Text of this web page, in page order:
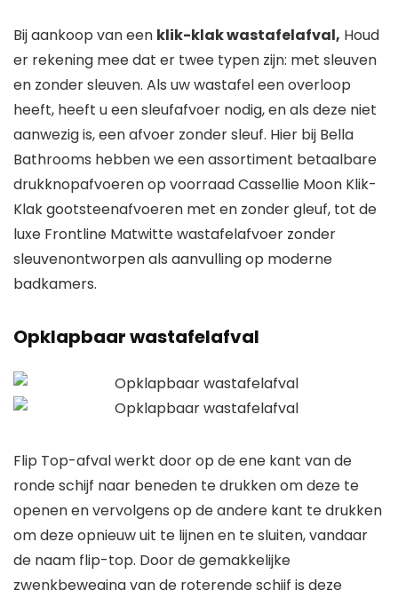
Bij aankoop van een klik-klak wastafelafval, Houd
er rekening mee dat er twee typen zijn: met sleuven
en zonder sleuven. Als uw wastafel een overloop
heeft, heeft u een sleufafvoer nodig, en als deze niet
aanwezig is, een afvoer zonder sleuf. Hier bij Bella
Bathrooms hebben we een assortiment betaalbare
drukknopafvoeren op voorraadCassellie Moon Klik-
Klakgootsteenafvoeren met en zonder gleuf, tot de
luxe Frontline Matwitte wastafelafvoer zonder
sleuvenontworpen als aanvulling op moderne
badkamers.
Opklapbaar wastafelafval
Flip Top-afval werkt door op de ene kant van de
ronde schijf naar beneden te drukken om deze te
openen en vervolgens op de andere kant te drukken
om deze opnieuw uit te lijnen en te sluiten, vandaar
de naam flip-top. Door de gemakkelijke
zwenkbeweging van de roterende schijf is deze